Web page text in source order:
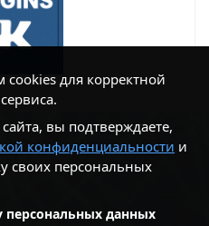
для корректной
вы подтверждаете,
конфиденциальности и
своих персональных
персональных данных